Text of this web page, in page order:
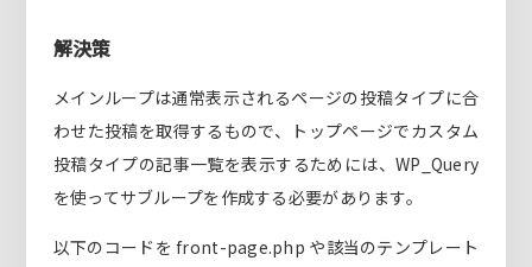
解決策
メインループは通常表示されるページの投稿タイプに合
わせた投稿を取得するもので、トップページでカスタム
投稿タイプの記事一覧を表示するためには、WP_Query
を使ってサブループを作成する必要があります。
以下のコードを front-page.php や該当のテンプレート